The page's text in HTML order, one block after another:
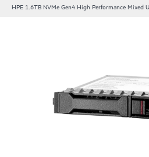
HPE 1.6TB NVMe Gen4 High Performance Mixed